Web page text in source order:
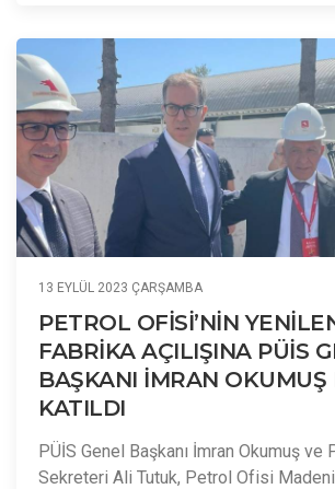
13 EYLÜL 2023 ÇARŞAMBA
PETROL OFİSİ’NİN
FABRİKA AÇILIŞINA PÜİS
BAŞKANI İMRAN OKUMUŞ
KATILDI
PÜİS Genel Başkanı İmran Okumuş ve
Sekreteri Ali Tutuk, Petrol Ofisi